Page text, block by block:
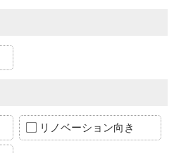
リノベーション向き